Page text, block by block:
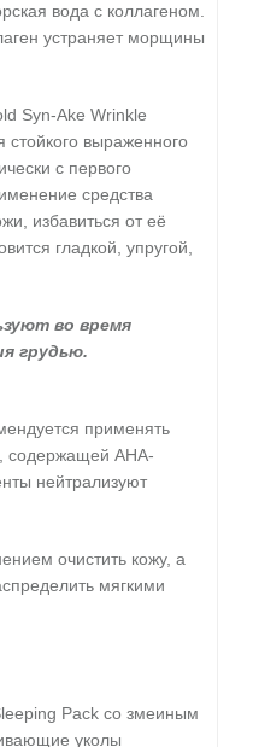
вода с коллагеном.
устраняет морщины
Syn-Ake Wrinkle
стойкого выраженного
с первого
средства
избавиться от её
гладкой, упругой,
во время
грудью.
применять
содержащей AHA-
нейтрализуют
очистить кожу, а
мягкими
Pack со змеиным
уколы